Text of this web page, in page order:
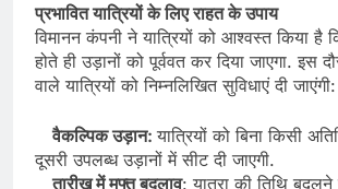
प्रभावित यात्रियों के लिए राहत के उपाय
विमानन कंपनी ने यात्रियों को आश्वस्त किया है
होते ही उड़ानों को पूर्ववत कर दिया जाएगा. इस
वाले यात्रियों को निम्नलिखित सुविधाएं दी जाएंगी:
वैकल्पिक उड़ान:यात्रियों को बिना किसी
दूसरी उपलब्ध उड़ानों में सीट दी जाएगी.
तारीख में मुफ्त बदलाव: यात्रा की तिथि बदलने